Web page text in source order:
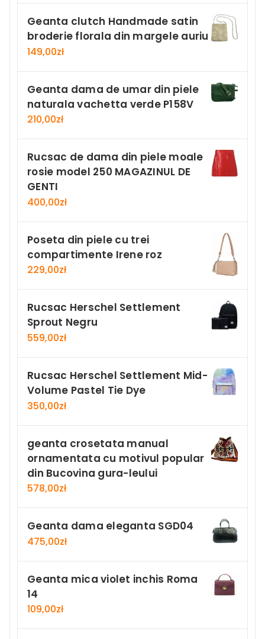
Geanta clutch Handmade satin
broderie florala din margele auriu
149,00zł
Geanta dama de umar din piele
naturala vachetta verde P158V
210,00zł
Rucsac de dama din piele moale
rosie model 250 MAGAZINUL DE
GENTI
400,00zł
Poseta din piele cu trei
compartimente Irene roz
229,00zł
Rucsac Herschel Settlement
Sprout Negru
559,00zł
Rucsac Herschel Settlement Mid-
Volume Pastel Tie Dye
350,00zł
geanta crosetata manual
ornamentata cu motivul popular
din Bucovina gura-leului
578,00zł
Geanta dama eleganta SGD04
475,00zł
Geanta mica violet inchis Roma
14
109,00zł